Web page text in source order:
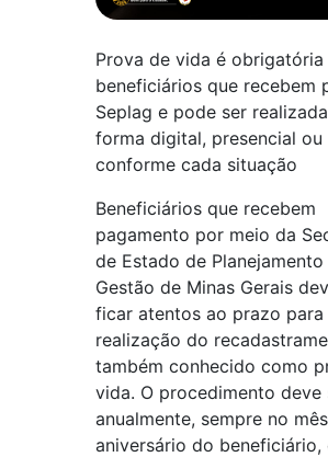
Prova de vida é obrigatória
beneficiários que recebem
Seplag e pode ser
forma digital, presencial ou
conforme cada situação
Beneficiários que recebem
pagamento por meio da
de Estado de Planejamento
Gestão de Minas Gerais
ficar atentos ao prazo para
realização do
também conhecido como
vida. O procedimento deve
anualmente, sempre no
aniversário do beneficiário,